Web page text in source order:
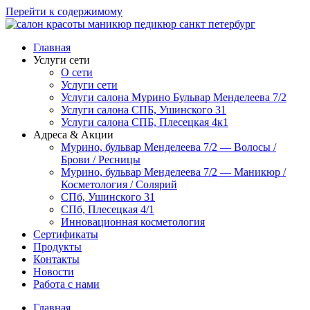
Перейти к содержимому
Главная
Услуги сети
О сети
Услуги сети
Услуги салона Мурино Бульвар Менделеева 7/2
Услуги салона СПБ, Ушинского 31
Услуги салона СПБ, Плесецкая 4к1
Адреса & Акции
Мурино, бульвар Менделеева 7/2 — Волосы /
Брови / Ресницы
Мурино, бульвар Менделеева 7/2 — Маникюр /
Косметология / Солярий
СПб, Ушинского 31
СПб, Плесецкая 4/1
Инновационная косметология
Сертификаты
Продукты
Контакты
Новости
Работа с нами
Главная